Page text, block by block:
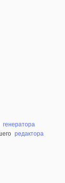
генератора
редактора